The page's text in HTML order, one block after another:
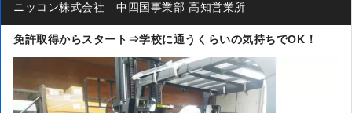
ニッコン株式会社 中四国事業部 高知営業所
免許取得からスタート⇒学校に通うくらいの気持ちでOK！